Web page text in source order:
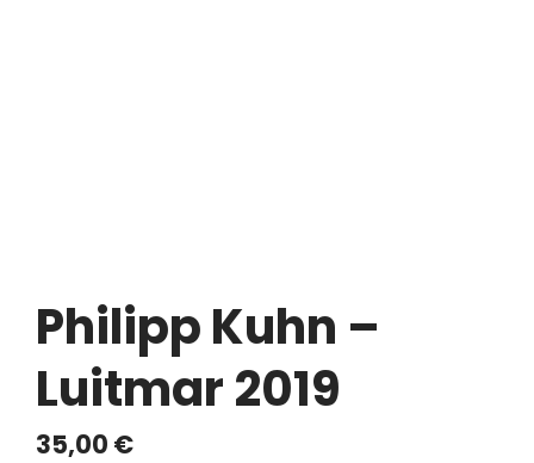
Philipp Kuhn –
Luitmar 2019
35,00 €